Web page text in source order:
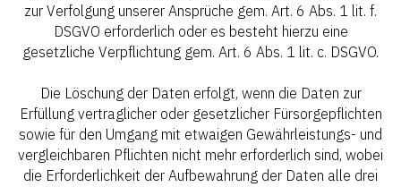
zur Verfolgung unserer Ansprüche gem. Art. 6 Abs. 1 lit. f.
DSGVO erforderlich oder es besteht hierzu eine
gesetzliche Verpflichtung gem. Art. 6 Abs. 1 lit. c. DSGVO.
Die Löschung der Daten erfolgt, wenn die Daten zur
Erfüllung vertraglicher oder gesetzlicher Fürsorgepflichten
sowie für den Umgang mit etwaigen Gewährleistungs- und
vergleichbaren Pflichten nicht mehr erforderlich sind, wobei
die Erforderlichkeit der Aufbewahrung der Daten alle drei